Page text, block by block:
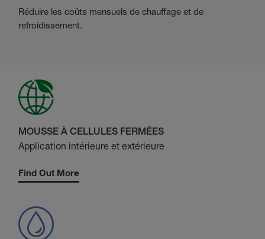
Réduire les coûts mensuels de chauffage et de
refroidissement.
MOUSSE À CELLULES FERMÉES
Application intérieure et extérieure
Find Out More